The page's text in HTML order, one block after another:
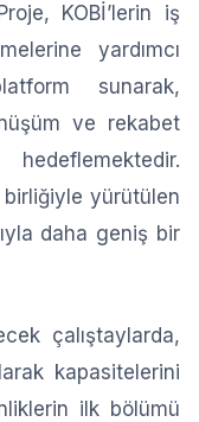
KOBİ’lerin iş
yardımcı
sunarak,
ve rekabet
birliğiyle yürütülen
daha geniş bir
çalıştaylarda,
kapasitelerini
ilk bölümü